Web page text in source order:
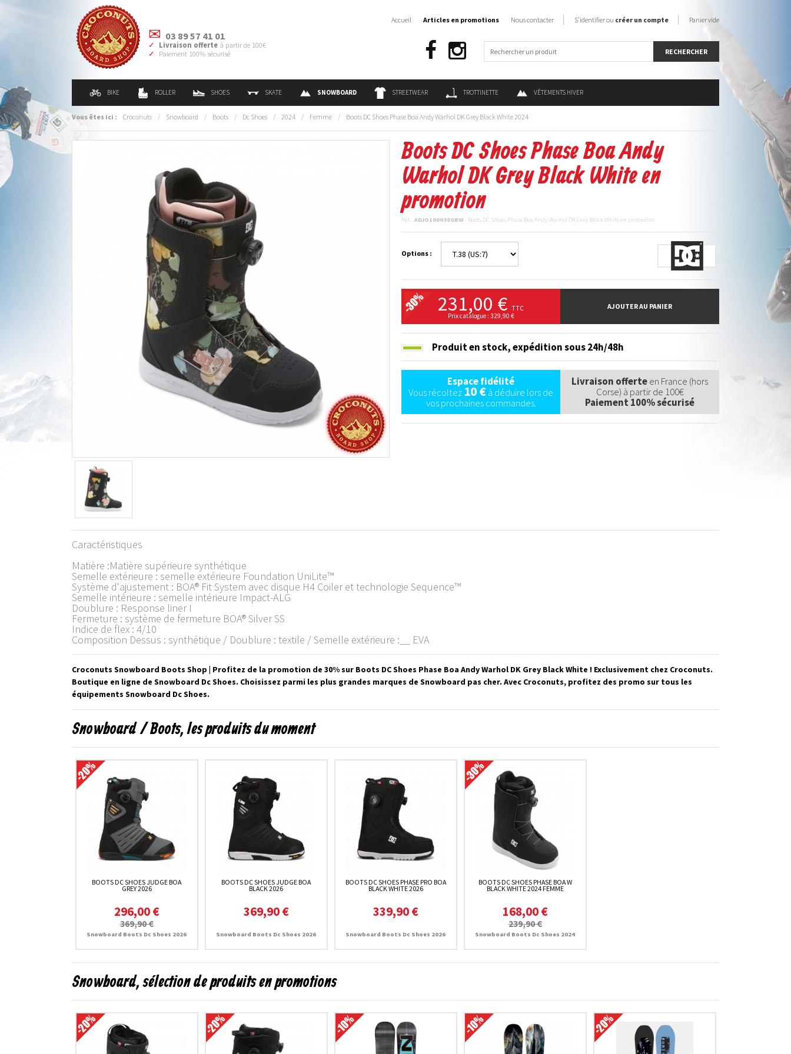
03 89 57 41 01
Livraison offerte à partir de 100€
Paiement 100% sécurisé
BIKE ROLLER SHOES SKATE SNOWBOARD STREETWEAR TROTTINETTE VÊTEMENTS HIVER
Accueil Articles en promotions Nous contacter S'identifier ou créer un compte Panier vide
Vous êtes ici : Croconuts / Snowboard / Boots / Dc Shoes / 2024 / Femme / Boots DC Shoes Phase Boa Andy Warhol DK Grey Black White 2024
Boots DC Shoes Phase Boa Andy
Warhol DK Grey Black White en
promotion
Réf. :ADJO100038GBW - Boots DC Shoes Phase Boa Andy Warhol DK Grey Black White en promotion
Options :
231,00 € TTC
Prix catalogue : 329,90 €
AJOUTER AU PANIER
Produit en stock,expédition sous 24h/48h
Espace fidélité
Vous récoltez 10 €à déduire lors de
vos prochaines commandes.
Livraison offerteen France (hors
Corse) à partir de 100€
Paiement 100% sécurisé
Caractéristiques
Matière :Matière supérieure synthétique
Semelle extérieure : semelle extérieure Foundation UniLite™
Système d'ajustement : BOA® Fit System avec disque H4 Coiler et technologie Sequence™
Semelle intérieure : semelle intérieure Impact-ALG
Doublure : Response liner I
Fermeture : système de fermeture BOA® Silver SS
Indice de flex : 4/10
Composition Dessus : synthétique / Doublure : textile / Semelle extérieure :__ EVA
Croconuts Snowboard Boots Shop | Profitez de la promotion de 30% sur Boots DC Shoes Phase Boa Andy Warhol DK Grey Black White ! Exclusivement chez Croconuts.
Boutique en ligne de Snowboard Dc Shoes. Choisissez parmi les plus grandes marques de Snowboard pas cher. Avec Croconuts, profitez des promo sur tous les
équipements Snowboard Dc Shoes.
Snowboard / Boots, les produits du moment
BOOTS DC SHOES JUDGE BOA
GREY 2026
296,00 €
369,90 €
Snowboard Boots Dc Shoes 2026
BOOTS DC SHOES JUDGE BOA
BLACK 2026
369,90 €
Snowboard Boots Dc Shoes 2026
BOOTS DC SHOES PHASE PRO BOA
BLACK WHITE 2026
339,90 €
Snowboard Boots Dc Shoes 2026
BOOTS DC SHOES PHASE BOA W
BLACK WHITE 2024 FEMME
168,00 €
239,90 €
Snowboard Boots Dc Shoes 2024
Snowboard, sélection de produits en promotions